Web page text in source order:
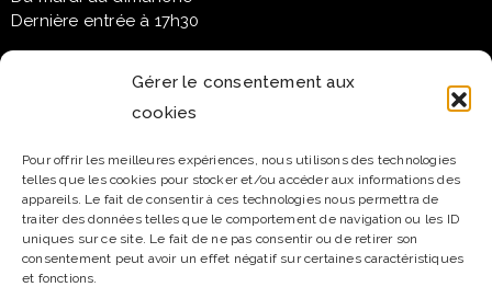
Gérer le consentement aux
cookies
Pour offrir les meilleures expériences, nous utilisons des technologies
telles que les cookies pour stocker et/ou accéder aux informations des
appareils. Le fait de consentir à ces technologies nous permettra de
traiter des données telles que le comportement de navigation ou les ID
uniques sur ce site. Le fait de ne pas consentir ou de retirer son
consentement peut avoir un effet négatif sur certaines caractéristiques
et fonctions.
Dernière entrée à 17h30
Email*